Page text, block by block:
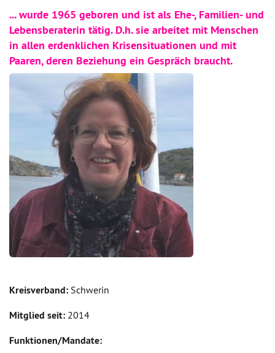
... wurde 1965 geboren und ist als Ehe-, Familien- und
Lebensberaterin tätig. D.h. sie arbeitet mit Menschen
in allen erdenklichen Krisensituationen und mit
Paaren, deren Beziehung ein Gespräch braucht.
Kreisverband: Schwerin
Mitglied seit: 2014
Funktionen/Mandate: